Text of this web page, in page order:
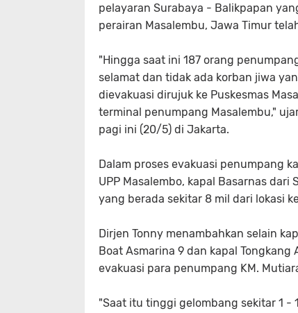
pelayaran Surabaya - Balikpapan
perairan Masalembu, Jawa Timur
"Hingga saat ini 187 orang
selamat dan tidak ada korban jiwa
dievakuasi dirujuk ke Puskesmas
terminal penumpang Masalembu,"
pagi ini (20/5) di Jakarta.
Dalam proses evakuasi penumpang
UPP Masalembo, kapal Basarnas
yang berada sekitar 8 mil dari lokasi
Dirjen Tonny menambahkan selain
Boat Asmarina 9 dan kapal
evakuasi para penumpang KM.
"Saat itu tinggi gelombang sekitar 1 -